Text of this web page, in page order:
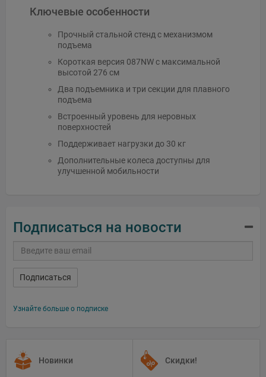
Ключевые особенности
Прочный стальной стенд с механизмом
подъема
Короткая версия 087NW с максимальной
высотой 276 см
Два подъемника и три секции для плавного
подъема
Встроенный уровень для неровных
поверхностей
Поддерживает нагрузки до 30 кг
Дополнительные колеса доступны для
улучшенной мобильности
Подписаться на новости
Подписаться
Узнайте больше о подписке
Новинки Скидки!